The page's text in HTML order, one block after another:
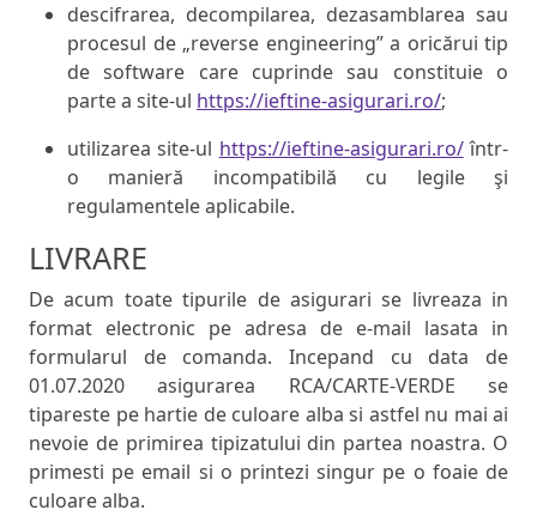
descifrarea, decompilarea, dezasamblarea sau
procesul de „reverse engineering” a oricărui tip
de software care cuprinde sau constituie o
parte a site-ul https://ieftine-asigurari.ro/;
utilizarea site-ul https://ieftine-asigurari.ro/într-
o manieră incompatibilă cu legile şi
regulamentele aplicabile.
LIVRARE
De acum toate tipurile de asigurari se livreaza in
format electronic pe adresa de e-mail lasata in
formularul de comanda. Incepand cu data de
01.07.2020 asigurarea RCA/CARTE-VERDE se
tipareste pe hartie de culoare alba si astfel nu mai ai
nevoie de primirea tipizatului din partea noastra. O
primesti pe email si o printezi singur pe o foaie de
culoare alba.